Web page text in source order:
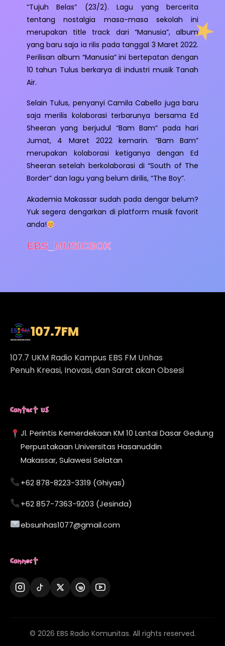
“Tujuh Belas” (23/2). Lagu yang bercerita
tentang nostalgia masa-masa sekolah ini
merupakan title track dari “Manusia”, album
yang baru saja ia rilis pada tanggal 3 Maret 2022.
Perilisan album “Manusia” ini bertepatan dengan
10 tahun Tulus berkarya di industri musik Tanah
Air.
Selain Tulus, penyanyi Camila Cabello juga baru
saja merilis kolaborasi terbarunya bersama Ed
Sheeran yang berjudul “Bam Bam” pada hari
Jumat, 4 Maret 2022 kemarin. “Bam Bam”
merupakan kolaborasi ketiganya dengan Ed
Sheeran setelah berkolaborasi di “South of The
Border” dan lagu yang belum dirilis, “The Boy”.
Akademia Makassar sudah pada dengar belum?
Yuk segera dengarkan di platform musik favorit
anda!
EBS_MUSICBOX
107.7FM
107.7 UKM Radio Kampus EBS FM Unhas
Penuh Kreasi, Inovasi, dan Sarat akan Obsesi
Contact Us
Jl. Perintis Kemerdekaan KM 10 Lantai Dasar Gedung
Perpustakaan Universitas Hasanuddin
Makassar, Sulawesi Selatan
+62 878-8223-3319 (Ghiyas)
+62 857-7363-9203 (Jesinda)
ebsunhas1077@gmail.com
Connect
© 2026 EBS Radio Komunitas. All rights reserved.